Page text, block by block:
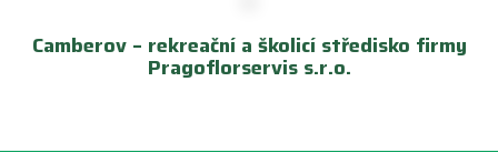
Camberov – rekreační a školicí středisko firmy
Pragoflorservis s.r.o.